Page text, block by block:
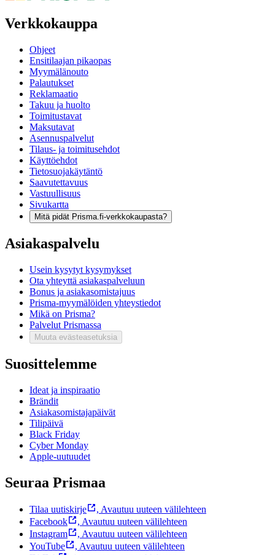
Verkkokauppa
Ohjeet
Ensitilaajan pikaopas
Myymälänouto
Palautukset
Reklamaatio
Takuu ja huolto
Toimitustavat
Maksutavat
Asennuspalvelut
Tilaus- ja toimitusehdot
Käyttöehdot
Tietosuojakäytäntö
Saavutettavuus
Vastuullisuus
Sivukartta
Mitä pidät Prisma.fi-verkkokaupasta?
Asiakaspalvelu
Usein kysytyt kysymykset
Ota yhteyttä asiakaspalveluun
Bonus ja asiakasomistajuus
Prisma-myymälöiden yhteystiedot
Mikä on Prisma?
Palvelut Prismassa
Muuta evästeasetuksia
Suosittelemme
Ideat ja inspiraatio
Brändit
Asiakasomistajapäivät
Tilipäivä
Black Friday
Cyber Monday
Apple-uutuudet
Seuraa Prismaa
Tilaa uutiskirje , Avautuu uuteen välilehteen
Facebook
, Avautuu uuteen välilehteen
Instagram
, Avautuu uuteen välilehteen
YouTube
, Avautuu uuteen välilehteen